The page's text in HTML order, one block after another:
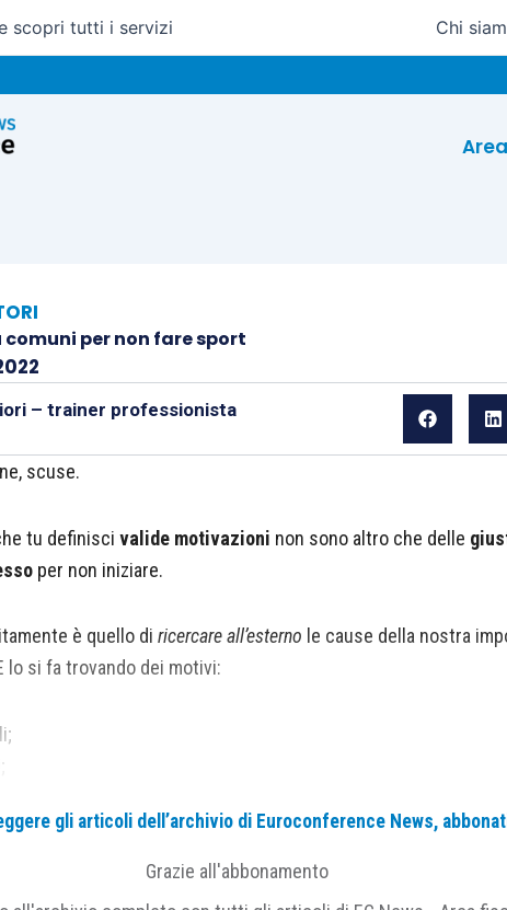
scopri tutti i servizi Chi
comuni per non fare sport
– trainer professionista
scuse.
tu definisci valide motivazioni non sono altro che delle
per non iniziare.
è quello di ricercare all’esterno le cause della nostra
lo si fa trovando dei motivi:
del “ perché non posso fare sport
gli articoli dell’archivio di Euroconference News,
Grazie all'abbonamento